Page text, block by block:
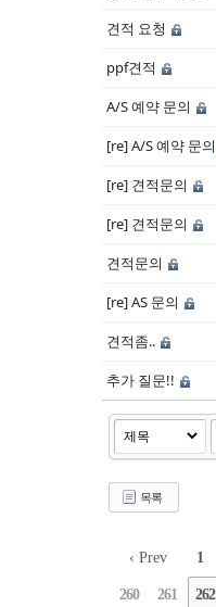
견적 요청
ppf견적
A/S 예약 문의
[re] A/S 예약 문의
[re] 견적문의
[re] 견적문의
견적문의
[re] AS 문의
견적좀..
추가 질문!!
목록
‹ Prev 1
260 261 262